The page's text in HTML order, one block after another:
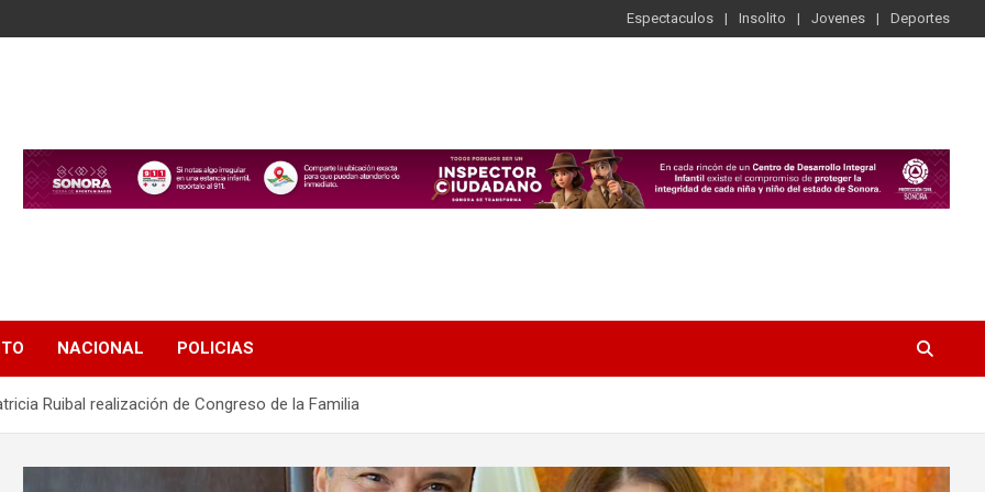
Espectaculos Insolito Jovenes Deportes
NACIONAL POLICIAS
Ruibal realización de Congreso de la Familia